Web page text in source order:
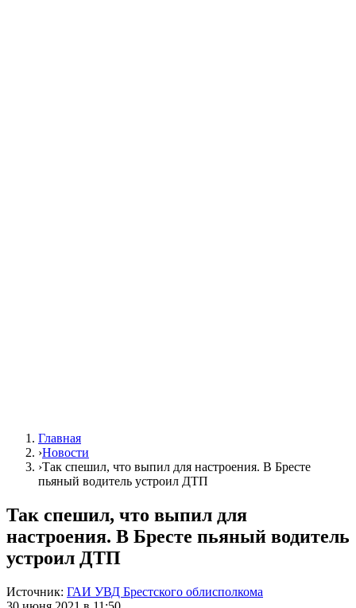
Главная
›Новости
›Так спешил, что выпил для настроения. В Бресте
пьяный водитель устроил ДТП
Так спешил, что выпил для
настроения. В Бресте пьяный водитель
устроил ДТП
Источник: ГАИ УВД Брестского облисполкома